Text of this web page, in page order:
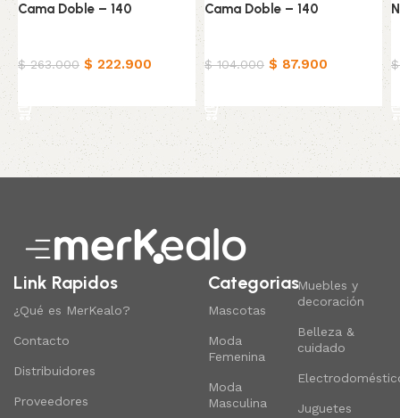
Cama Doble – 140
$263.000 $ 222.900
Cama Doble – 140
$104.000 $ 87.900 $
Read More
Link Rapidos
¿Qué es MerKealo?
Contacto
Distribuidores
Proveedores
Categorias
Mascotas
Moda
Femenina
Moda
Masculina
Muebles y
decoración
Belleza &
cuidado
Juguetes